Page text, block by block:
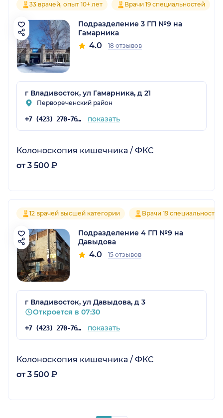
33 врачей, опыт 10+ лет Врачи 19 специальностей
Подразделение 3 ГП №9 на
Гамарника
4.0 18 отзывов
г Владивосток, ул Гамарника, д 21
Первореченский район
+7 (423) 270-76-17 показать
Колоноскопия кишечника / ФКС
от 3 500 ₽
12 врачей высшей категории Врачи 19 специальностей
Подразделение 4 ГП №9 на
Давыдова
4.0 15 отзывов
г Владивосток, ул Давыдова, д 3
Откроется в 07:30
+7 (423) 270-76-19 показать
Колоноскопия кишечника / ФКС
от 3 500 ₽